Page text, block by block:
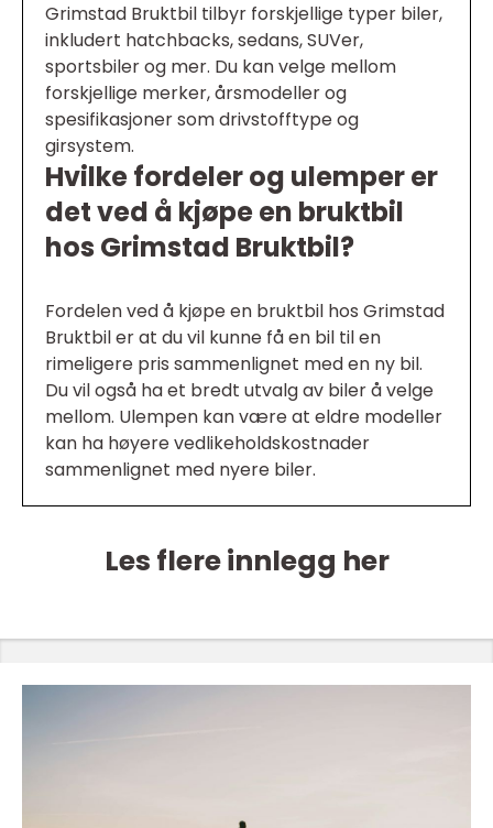
Grimstad Bruktbil tilbyr forskjellige typer biler,
inkludert hatchbacks, sedans, SUVer,
sportsbiler og mer. Du kan velge mellom
forskjellige merker, årsmodeller og
spesifikasjoner som drivstofftype og
girsystem.
Hvilke fordeler og ulemper er
det ved å kjøpe en bruktbil
hos Grimstad Bruktbil?
Fordelen ved å kjøpe en bruktbil hos Grimstad
Bruktbil er at du vil kunne få en bil til en
rimeligere pris sammenlignet med en ny bil.
Du vil også ha et bredt utvalg av biler å velge
mellom. Ulempen kan være at eldre modeller
kan ha høyere vedlikeholdskostnader
sammenlignet med nyere biler.
Les flere innlegg her